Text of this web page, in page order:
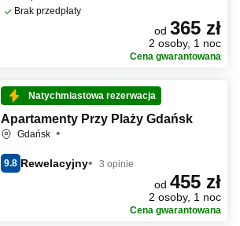
Brak przedpłaty
od 365 zł
2 osoby, 1 noc
Cena gwarantowana
Natychmiastowa rezerwacja
Apartamenty Przy Plaży Gdańsk
Gdańsk
9.8 Rewelacyjny 3 opinie
od 455 zł
2 osoby, 1 noc
Cena gwarantowana